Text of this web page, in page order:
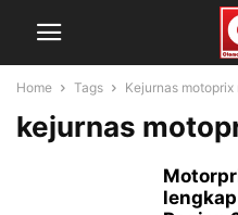
Home Tags Kejurnas motoprix
kejurnas